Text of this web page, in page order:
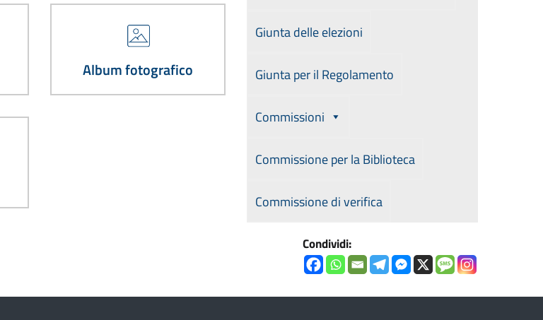
Album fotografico
Giunta delle elezioni
Giunta per il Regolamento
Commissioni
Commissione per la Biblioteca
Commissione di verifica
Condividi: